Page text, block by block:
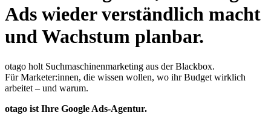
Ads wieder verständlich macht
und Wachstum planbar.
otago holt Suchmaschinenmarketing aus der Blackbox.
Für Marketer:innen, die wissen wollen, wo ihr Budget wirklich
arbeitet – und warum.
otago ist Ihre Google Ads-Agentur.